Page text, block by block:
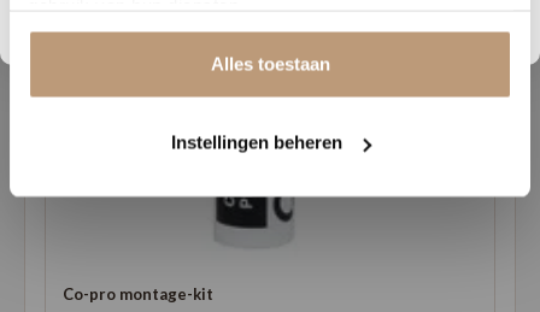
Alles toestaan
Instellingen beheren
Co-pro montage-kit